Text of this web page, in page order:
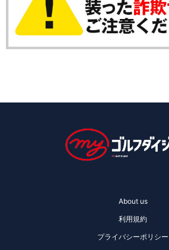
About us
利用規約
プライバシーポリシー